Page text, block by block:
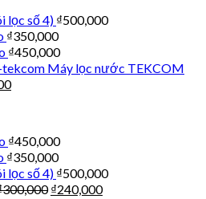
lọc số 4) ₫500,000
₫350,000
₫450,000
Máy lọc nước TEKCOM
₫450,000
₫350,000
lọc số 4) ₫500,000
300,000 ₫240,000